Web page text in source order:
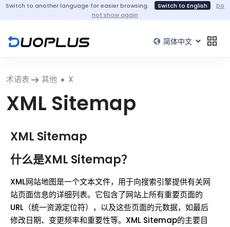
Switch to another language for easier browsing. Switch to English
Do
not show again
术语表 其他 X
XML Sitemap
XML Sitemap
什么是XML Sitemap？
XML网站地图是一个文本文件，用于向搜索引擎提供有关网
站页面信息的详细列表。它包含了网站上所有重要页面的
URL（统一资源定位符），以及这些页面的元数据，如最后
修改日期、变更频率和重要性等。XML Sitemap的主要目